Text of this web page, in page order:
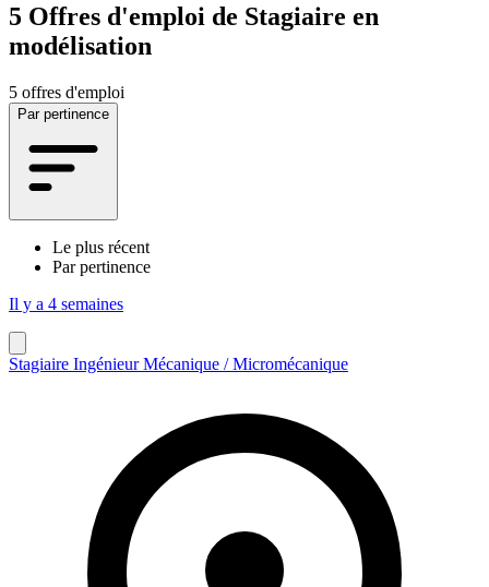
5 Offres d'emploi de Stagiaire en
modélisation
5 offres d'emploi
Par pertinence
Le plus récent
Par pertinence
Il y a 4 semaines
Stagiaire Ingénieur Mécanique / Micromécanique